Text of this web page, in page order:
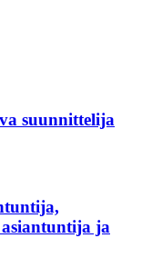
suunnittelija
ja